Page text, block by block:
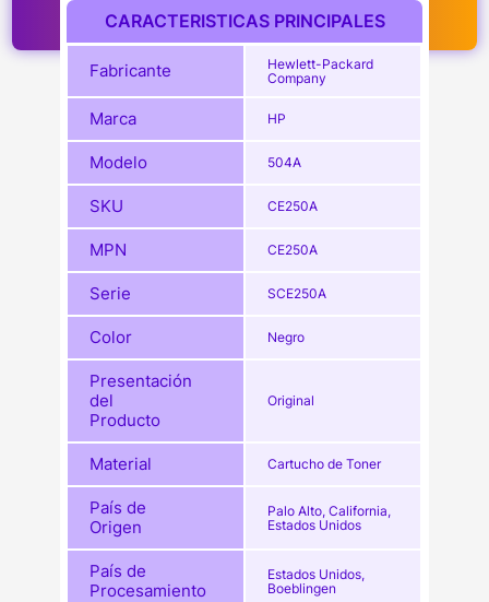
CARACTERISTICAS PRINCIPALES
Fabricante
Hewlett-Packard
Company
Marca HP
Modelo 504A
SKU CE250A
MPN CE250A
Serie SCE250A
Color Negro
Presentación
del
Producto
Original
Material Cartucho de Toner
País de
Origen
Palo Alto, California,
Estados Unidos
País de
Procesamiento
Estados Unidos,
Boeblingen